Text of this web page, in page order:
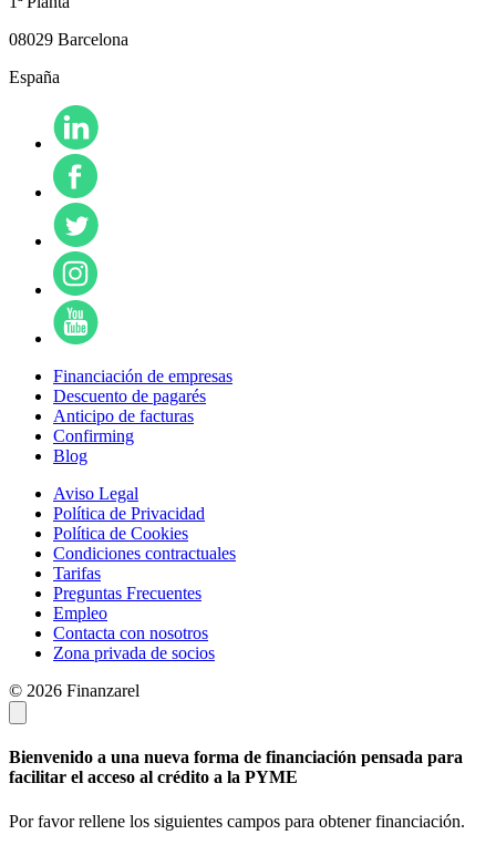
08029 Barcelona
España
Financiación de empresas
Descuento de pagarés
Anticipo de facturas
Confirming
Blog
Aviso Legal
Política de Privacidad
Política de Cookies
Condiciones contractuales
Tarifas
Preguntas Frecuentes
Empleo
Contacta con nosotros
Zona privada de socios
© 2026 Finanzarel
Bienvenido a una nueva forma de financiación pensada para
facilitar el acceso al crédito a la PYME
Por favor rellene los siguientes campos para obtener financiación.